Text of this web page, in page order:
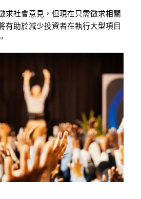
求社會意見，但現在只需徵求相關
有助於減少投資者在執行大型項目